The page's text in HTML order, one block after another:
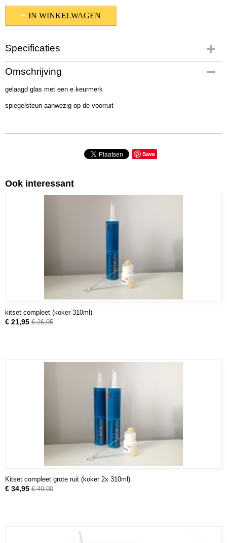
IN WINKELWAGEN
Specificaties
Bruto gewicht
15,00 Kg
Omschrijving
gelaagd glas met een e keurmerk
spiegelsteun aanwezig op de voorruit
Save
Ook interessant
kitset compleet (koker 310ml)
€ 21,95 € 26,95
Kitset compleet grote ruit (koker 2x 310ml)
€ 34,95 € 49,00